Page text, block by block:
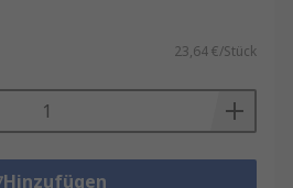
23,64 €/Stück
Hinzufügen